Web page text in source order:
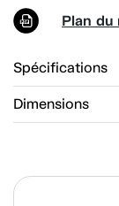
Plan du
Spécifications
Dimensions